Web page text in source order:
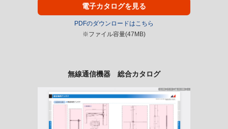
電子カタログを見る
PDFのダウンロードはこちら
※ファイル容量(47MB)
無線通信機器 総合カタログ